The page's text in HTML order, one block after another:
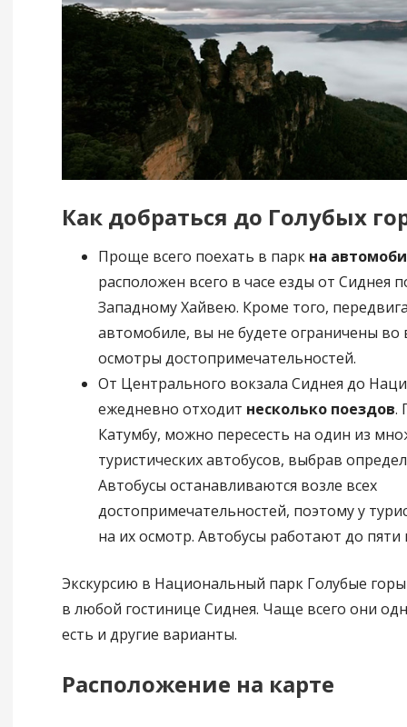
Как добраться до Голубых
Проще всего поехать в парк на
расположен всего в часе езды от Сиднея
Западному Хайвею. Кроме того,
автомобиле, вы не будете ограничены во
осмотры достопримечательностей.
От Центрального вокзала Сиднея до
ежедневно отходит несколько поездов.
Катумбу, можно пересесть на один из
туристических автобусов, выбрав
Автобусы останавливаются возле всех
достопримечательностей, поэтому у
на их осмотр. Автобусы работают до пяти
Экскурсию в Национальный парк Голубые
в любой гостинице Сиднея. Чаще всего они
есть и другие варианты.
Расположение на карте